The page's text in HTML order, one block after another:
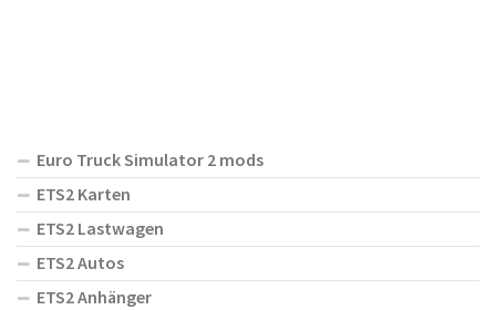
Euro Truck Simulator 2 mods
ETS2 Karten
ETS2 Lastwagen
ETS2 Autos
ETS2 Anhänger